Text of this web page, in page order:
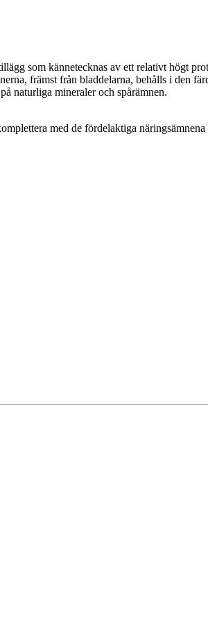
som kännetecknas av ett relativt högt
främst från bladdelarna, behålls i den
naturliga mineraler och spårämnen.
med de fördelaktiga näringsämnena